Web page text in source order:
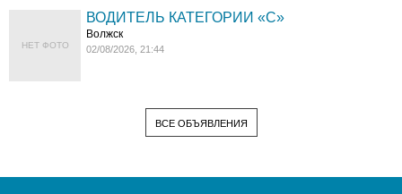
НЕТ ФОТО
ВОДИТЕЛЬ КАТЕГОРИИ «C»
Волжск
02/08/2026, 21:44
ВСЕ ОБЪЯВЛЕНИЯ